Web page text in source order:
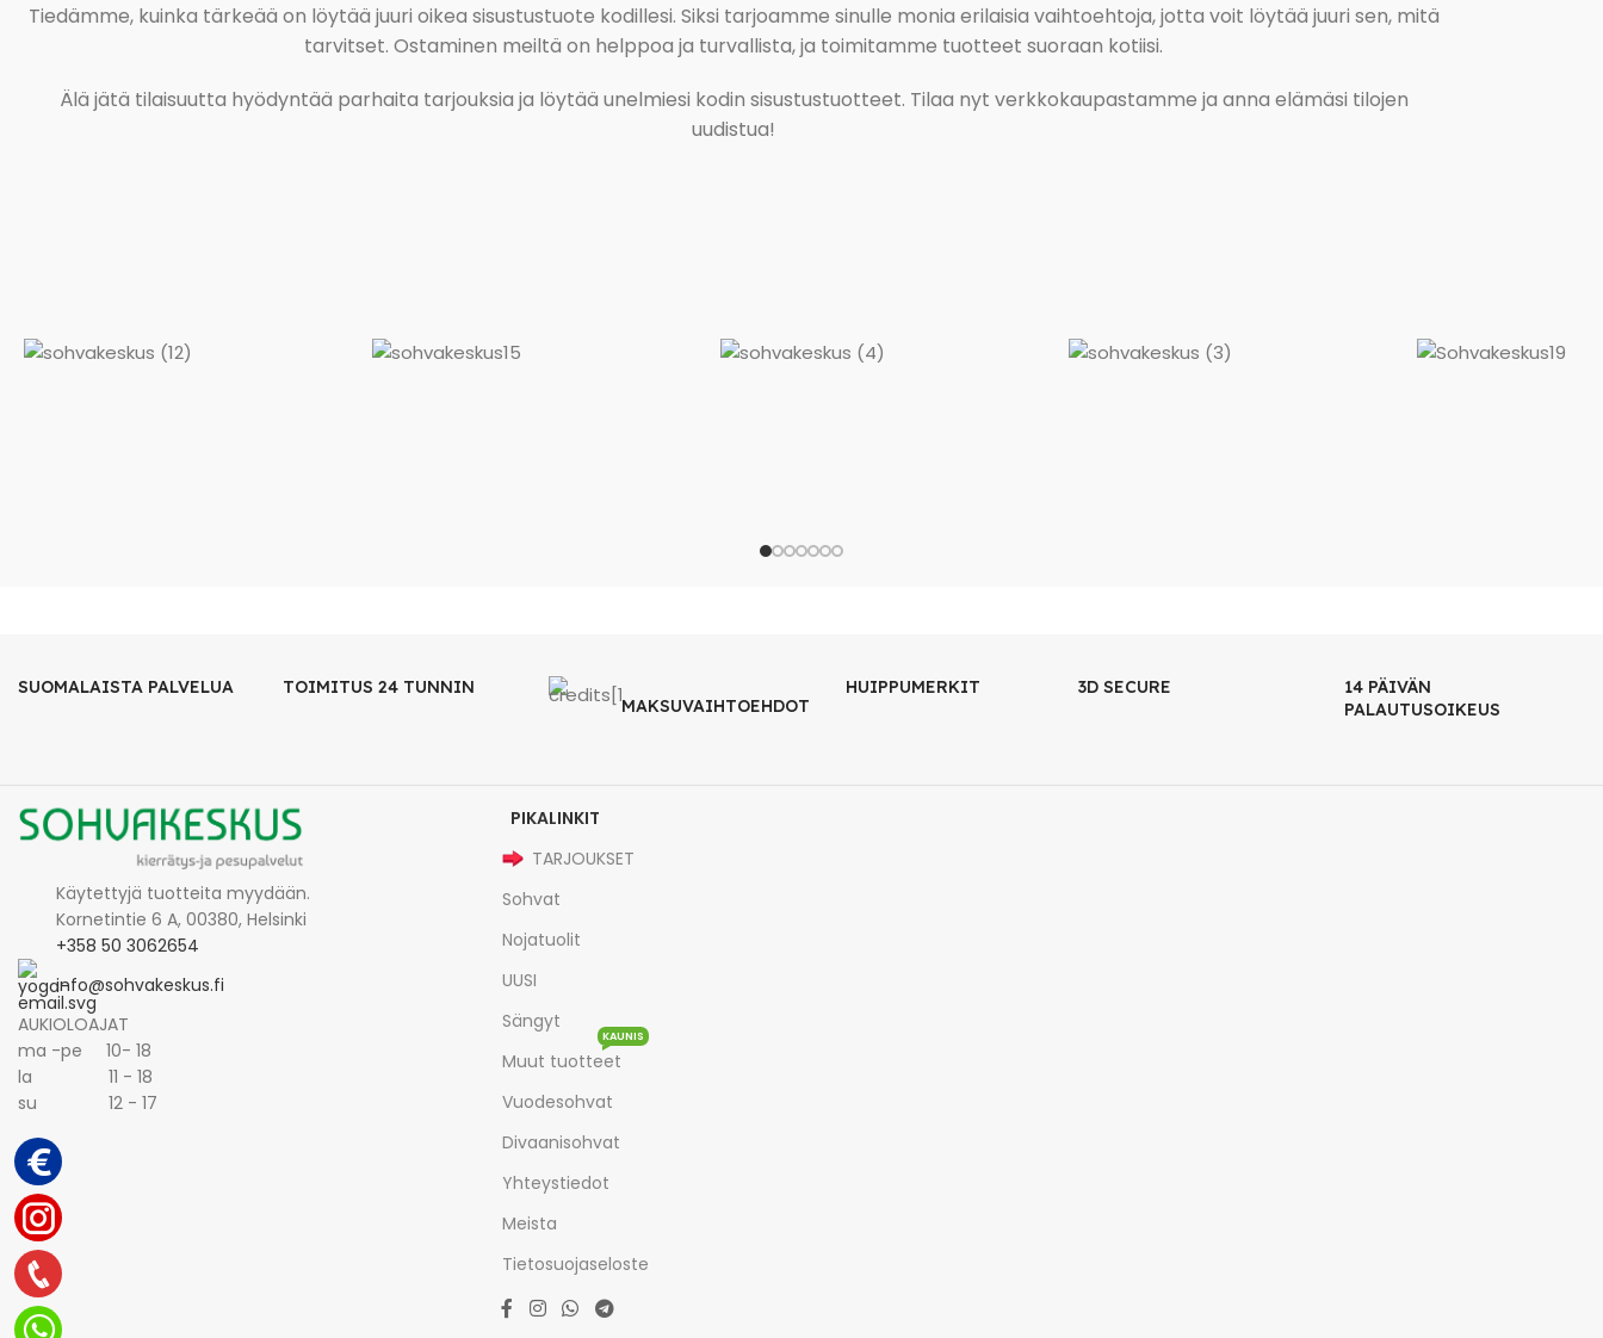
Tiedämme, kuinka tärkeää on löytää juuri oikea sisustustuote kodillesi. Siksi tarjoamme sinulle monia erilaisia vaihtoehtoja, jotta voit löytää juuri sen, mitä
tarvitset. Ostaminen meiltä on helppoa ja turvallista, ja toimitamme tuotteet suoraan kotiisi.
Älä jätä tilaisuutta hyödyntää parhaita tarjouksia ja löytää unelmiesi kodin sisustustuotteet. Tilaa nyt verkkokaupastamme ja anna elämäsi tilojen
uudistua!
SUOMALAISTA PALVELUA
TOIMITUS 24 TUNNIN
MAKSUVAIHTOEHDOT
HUIPPUMERKIT 3D SECURE
14 PÄIVÄN
PALAUTUSOIKEUS
Käytettyjä tuotteita myydään.
Kornetintie 6 A, 00380, Helsinki
+358 50 3062654
info@sohvakeskus.fi
AUKIOLOAJAT
ma -pe 10- 18
la 11 - 18
su 12 - 17
PIKALINKIT
TARJOUKSET
Sohvat
Nojatuolit
UUSI
Sängyt
Muut tuotteet
KAUNIS
Vuodesohvat
Divaanisohvat
Yhteystiedot
Meista
Tietosuojaseloste